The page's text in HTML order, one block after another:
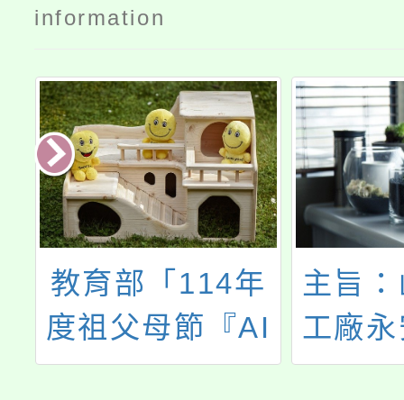
information
教育部「114年
度祖父母節『AI
再現回憶』文稿
主旨
工廠
訂於